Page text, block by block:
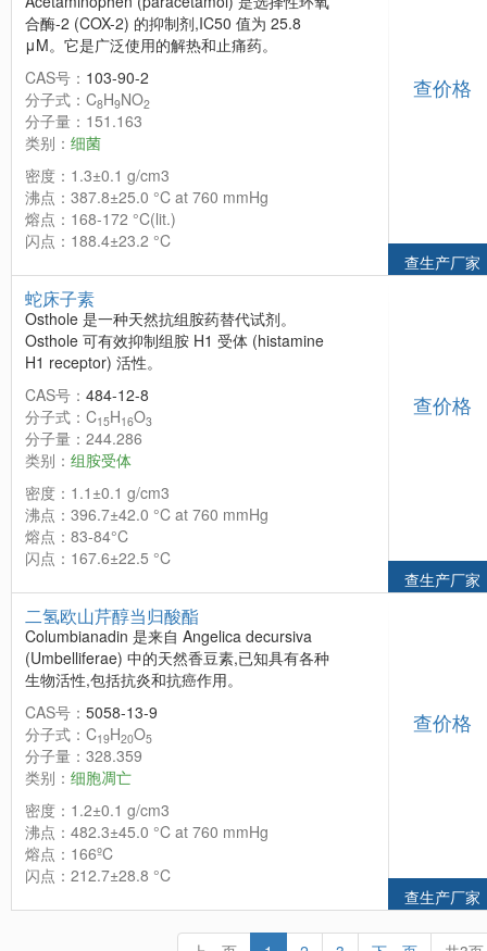
合酶-2 (COX-2) 的抑制剂,IC50 值为 25.8
μM。它是广泛使用的解热和止痛药。
CAS号： 103-90-2
分子式：C8H9NO2
分子量：151.163
类别： 细菌
密度：1.3±0.1 g/cm3
沸点：387.8±25.0 °C at 760 mmHg
熔点：168-172 °C(lit.)
闪点：188.4±23.2 °C
查价格
查生产厂家
蛇床子素
Osthole 是一种天然抗组胺药替代试剂。
Osthole 可有效抑制组胺 H1 受体 (histamine
H1 receptor) 活性。
CAS号： 484-12-8
分子式：C15H16O3
分子量：244.286
类别： 组胺受体
密度：1.1±0.1 g/cm3
沸点：396.7±42.0 °C at 760 mmHg
熔点：83-84°C
闪点：167.6±22.5 °C
查价格
查生产厂家
二氢欧山芹醇当归酸酯
Columbianadin 是来自 Angelica decursiva
(Umbelliferae) 中的天然香豆素,已知具有各种
生物活性,包括抗炎和抗癌作用。
CAS号： 5058-13-9
分子式：C19H20O5
分子量：328.359
类别： 细胞凋亡
密度：1.2±0.1 g/cm3
沸点：482.3±45.0 °C at 760 mmHg
熔点：166ºC
闪点：212.7±28.8 °C
查价格
查生产厂家